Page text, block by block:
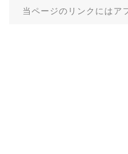
当ページのリンクにはア